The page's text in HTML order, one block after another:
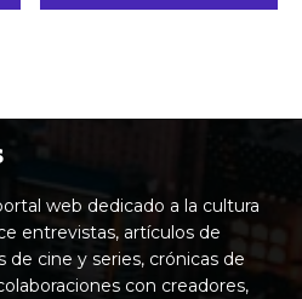
web dedicado a la cultura
entrevistas, artículos de
cine y series, crónicas de
con creadores,